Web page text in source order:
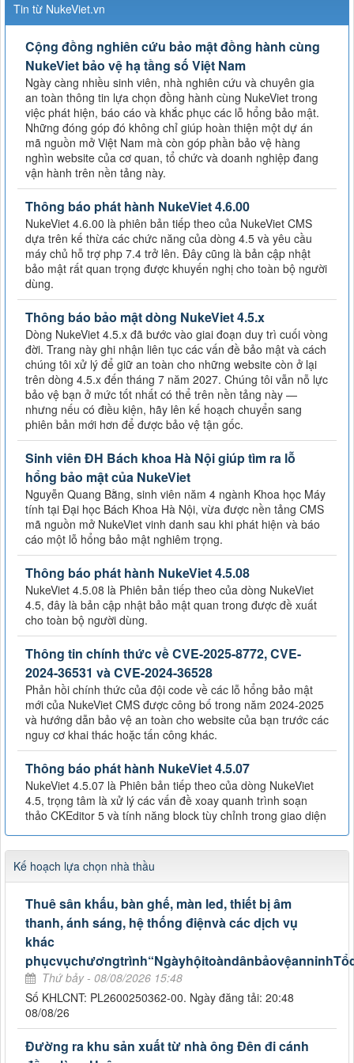
Tin từ NukeViet.vn
Cộng đồng nghiên cứu bảo mật đồng hành cùng
NukeViet bảo vệ hạ tầng số Việt Nam
Ngày càng nhiều sinh viên, nhà nghiên cứu và chuyên gia
an toàn thông tin lựa chọn đồng hành cùng NukeViet trong
việc phát hiện, báo cáo và khắc phục các lỗ hổng bảo mật.
Những đóng góp đó không chỉ giúp hoàn thiện một dự án
mã nguồn mở Việt Nam mà còn góp phần bảo vệ hàng
nghìn website của cơ quan, tổ chức và doanh nghiệp đang
vận hành trên nền tảng này.
Thông báo phát hành NukeViet 4.6.00
NukeViet 4.6.00 là phiên bản tiếp theo của NukeViet CMS
dựa trên kế thừa các chức năng của dòng 4.5 và yêu cầu
máy chủ hỗ trợ php 7.4 trở lên. Đây cũng là bản cập nhật
bảo mật rất quan trọng được khuyến nghị cho toàn bộ người
dùng.
Thông báo bảo mật dòng NukeViet 4.5.x
Dòng NukeViet 4.5.x đã bước vào giai đoạn duy trì cuối vòng
đời. Trang này ghi nhận liên tục các vấn đề bảo mật và cách
chúng tôi xử lý để giữ an toàn cho những website còn ở lại
trên dòng 4.5.x đến tháng 7 năm 2027. Chúng tôi vẫn nỗ lực
bảo vệ bạn ở mức tốt nhất có thể trên nền tảng này —
nhưng nếu có điều kiện, hãy lên kế hoạch chuyển sang
phiên bản mới hơn để được bảo vệ tận gốc.
Sinh viên ĐH Bách khoa Hà Nội giúp tìm ra lỗ
hổng bảo mật của NukeViet
Nguyễn Quang Bằng, sinh viên năm 4 ngành Khoa học Máy
tính tại Đại học Bách Khoa Hà Nội, vừa được nền tảng CMS
mã nguồn mở NukeViet vinh danh sau khi phát hiện và báo
cáo một lỗ hổng bảo mật nghiêm trọng.
Thông báo phát hành NukeViet 4.5.08
NukeViet 4.5.08 là Phiên bản tiếp theo của dòng NukeViet
4.5, đây là bản cập nhật bảo mật quan trong được đề xuất
cho toàn bộ người dùng.
Thông tin chính thức về CVE-2025-8772, CVE-
2024-36531 và CVE-2024-36528
Phản hồi chính thức của đội code về các lỗ hổng bảo mật
mới của NukeViet CMS được công bố trong năm 2024-2025
và hướng dẫn bảo vệ an toàn cho website của bạn trước các
nguy cơ khai thác hoặc tấn công khác.
Thông báo phát hành NukeViet 4.5.07
NukeViet 4.5.07 là Phiên bản tiếp theo của dòng NukeViet
4.5, trọng tâm là xử lý các vấn đề xoay quanh trình soạn
thảo CKEditor 5 và tính năng block tùy chỉnh trong giao diện
Kế hoạch lựa chọn nhà thầu
Thuê sân khấu, bàn ghế, màn led, thiết bị âm
thanh, ánh sáng, hệ thống điệnvà các dịch vụ
khác
Thứ bảy - 08/08/2026 15:48
Số KHLCNT: PL2600250362-00. Ngày đăng tải: 20:48
08/08/26
Đường ra khu sản xuất từ nhà ông Đên đi cánh